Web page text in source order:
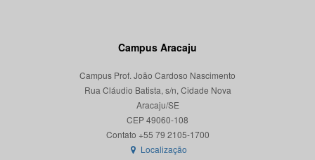
Campus Aracaju
Campus Prof. João Cardoso Nascimento
Rua Cláudio Batista, s/n, Cidade Nova
Aracaju/SE
CEP 49060-108
Localização